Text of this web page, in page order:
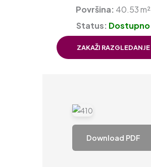
Površina: 40.53 m²
Status: Dostupno
ZAKAŽI RAZGLEDANJE
Download PDF